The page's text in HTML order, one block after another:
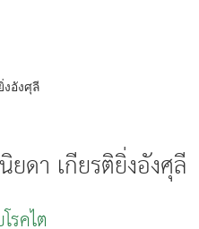
อังศุลี
ยดา เกียรติยิ่งอังศุลี
รคไต